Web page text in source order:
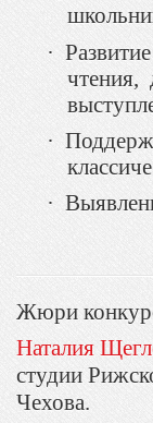
·
чтения,
·
·
Жюри
Наталия
студии
Чехова.